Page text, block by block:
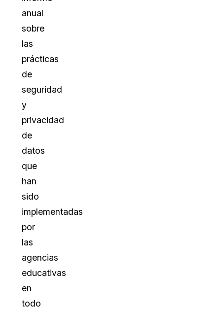
anual
sobre
las
prácticas
de
seguridad
y
privacidad
de
datos
que
han
sido
implementadas
por
las
agencias
educativas
en
todo